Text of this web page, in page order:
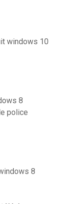
windows 10
8
police
8